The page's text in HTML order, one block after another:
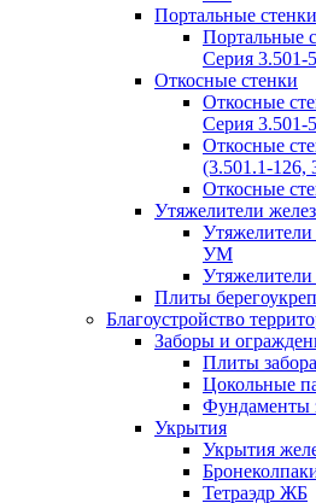
Портальные стенки
Портальные
Серия 3.501-
Откосные стенки
Откосные
Серия 3.501-
Откосные
(3.501.1-
Откосные
Утяжелители
УМ
Плиты
Благоустройство
Заборы и
Плиты забора
Цокольные
Фундаменты
Укрытия
Укрытия
Тетраэдр ЖБ